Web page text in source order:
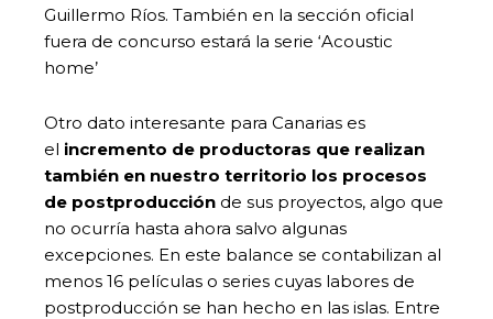
Guillermo Ríos. También en la sección oficial
fuera de concurso estará la serie ‘Acoustic
home’
Otro dato interesante para Canarias es
el incremento de productoras que realizan
también en nuestro territorio los procesos
de postproducción de sus proyectos, algo que
no ocurría hasta ahora salvo algunas
excepciones. En este balance se contabilizan al
menos 16 películas o series cuyas labores de
postproducción se han hecho en las islas. Entre